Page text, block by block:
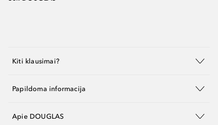
Kiti klausimai?
Papildoma informacija
Apie DOUGLAS